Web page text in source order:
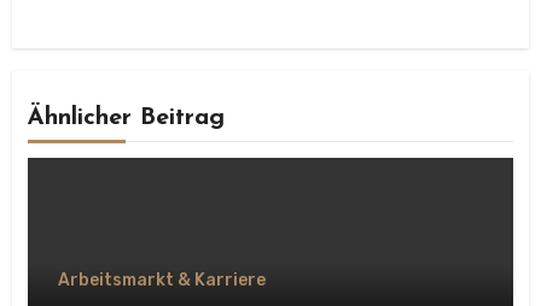
Ähnlicher Beitrag
Arbeitsmarkt & Karriere